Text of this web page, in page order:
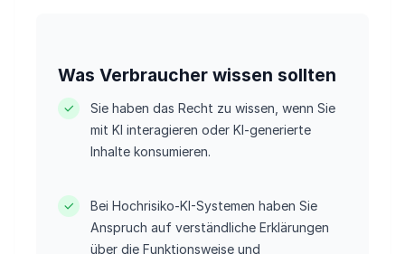
Was Verbraucher wissen sollten
Sie haben das Recht zu wissen, wenn Sie
mit KI interagieren oder KI-generierte
Inhalte konsumieren.
Bei Hochrisiko-KI-Systemen haben Sie
Anspruch auf verständliche Erklärungen
über die Funktionsweise und